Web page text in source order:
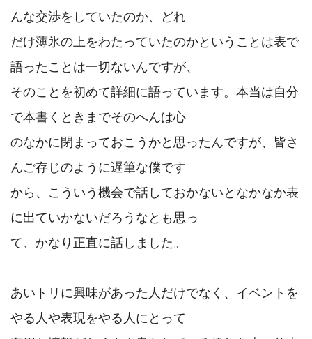
んな交渉をしていたのか、どれ
だけ薄氷の上をわたっていたのかということは表で
語ったことは一切ないんですが、
そのことを初めて詳細に語っています。本当は自分
で本書くときまでそのへんは心
のなかに閉まっておこうかと思ったんですが、皆さ
んご存じのように遅筆な僕です
から、こういう機会で話しておかないとなかなか表
に出ていかないだろうなとも思っ
て、かなり正直に話しました。
あいトリに興味があった人だけでなく、イベントを
やる人や表現をやる人にとって